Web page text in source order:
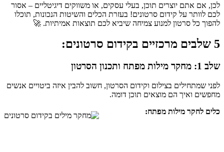
לכן, אם אתם יוצרים תוכן, בעלי עסקים, או משווקים דיגיטליים – אסור
לכם לוותר על קידום סרטונים! בעזרת הכלים והשיטות הנכונות, תוכלו
להפוך כל סרטון למנוע צמיחה שיביא לכם תוצאות אמיתיות. 🚀
5 שלבים מרכזיים בקידום סרטונים:
שלב 1: מחקר מילות מפתח ותכנון הסרטון
לפני שמתחילים בצילום וקידום הסרטון, חשוב להבין איזה ביטויים אנשים
מחפשים ואיך הם מוצאים תוכן דומה.
כלים לחקר מילות מפתח: